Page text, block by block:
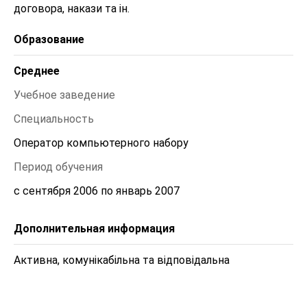
Образование
Среднее
Учебное заведение
Специальность
Оператор компьютерного набору
Период обучения
с сентября 2006 по январь 2007
Дополнительная информация
Активна, комунікабільна та відповідальна